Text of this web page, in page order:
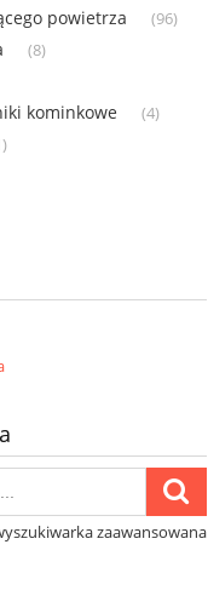
powietrza (96)
(8)
kominkowe (4)
zaawansowana